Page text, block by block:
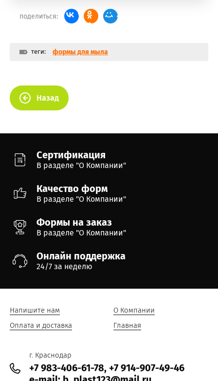
поделиться:
теги: формы для мыла
Назад
Сертификация
В разделе "О Компании"
Качество форм
В разделе "О Компании"
Формы на заказ
В разделе "О Компании"
Онлайн поддержка
24/7 за неделю
Напишите нам
Оплата и доставка
О Компании
Главная
г. Краснодар
+7 983-406-61-78, +7 914-907-49-46